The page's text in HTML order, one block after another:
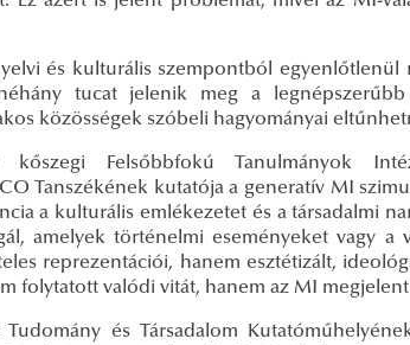
és kulturális szempontból
tucat jelenik meg a
közösségek szóbeli hagyományai
Felsőbbfokú Tanulmányok
Tanszékének kutatója a generatív MI
a kulturális emlékezetet és a társadalmi
amelyek történelmi eseményeket vagy a
reprezentációi, hanem esztétizált,
folytatott valódi vitát, hanem az MI
Tudomány és Társadalom